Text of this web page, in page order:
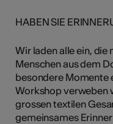
HABEN SIE
Wir laden alle ein,
Menschen aus dem
besondere Momente
Workshop verweben
grossen textilen
gemeinsames